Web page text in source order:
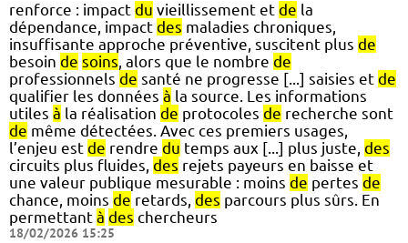
renforce : impact du vieillissement et de la
dépendance, impact des maladies chroniques,
insuffisante approche préventive, suscitent plus de
besoin de soins, alors que le nombre de
professionnels de santé ne progresse [...] saisies et de
qualifier les données à la source. Les informations
utiles à la réalisation de protocoles de recherche sont
de même détectées. Avec ces premiers usages,
l’enjeu est de rendre du temps aux [...] plus juste, des
circuits plus fluides, des rejets payeurs en baisse et
une valeur publique mesurable : moins de pertes de
chance, moins de retards, des parcours plus sûrs. En
permettant à des chercheurs
18/02/2026 15:25